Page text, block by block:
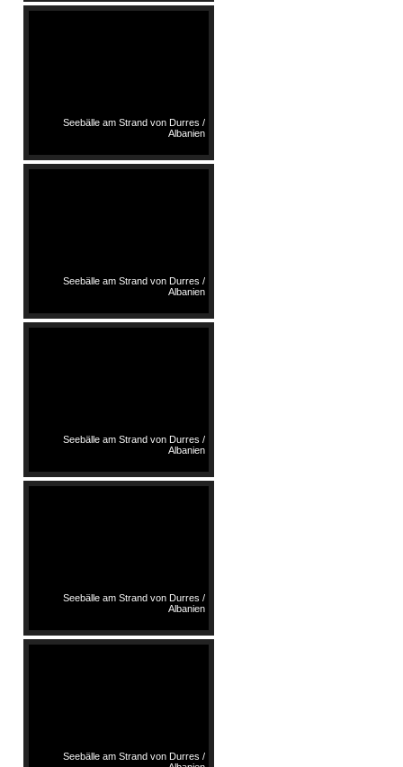
Seebälle am Strand von Durres /
Albanien
Seebälle am Strand von Durres /
Albanien
Seebälle am Strand von Durres /
Albanien
Seebälle am Strand von Durres /
Albanien
Seebälle am Strand von Durres /